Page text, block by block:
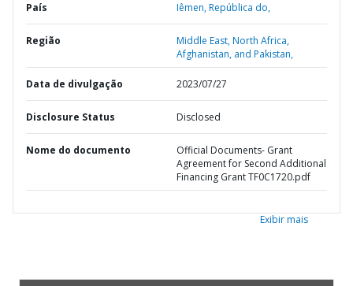
País Iêmen,República do,
Região
Middle East, North Africa,
Afghanistan, and Pakistan,
Data de divulgação 2023/07/27
Disclosure Status Disclosed
Nome do documento
Official Documents- Grant
Agreement for Second Additional
Financing Grant TF0C1720.pdf
Exibir mais